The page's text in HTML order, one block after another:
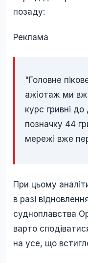
позаду:
Реклама
"Головне
ажіотаж ми
курс гривні
позначку 44
мережі вже
При цьому
в разі
судноплавства
варто
на усе, що